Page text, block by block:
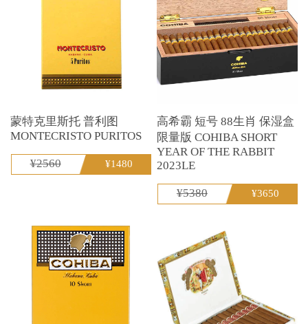
蒙特克里斯托 普利图
MONTECRISTO PURITOS
¥2560 ¥1480
高希霸 短号 88生肖 保湿盒
限量版 COHIBA SHORT
YEAR OF THE RABBIT
2023LE
¥5380 ¥3650